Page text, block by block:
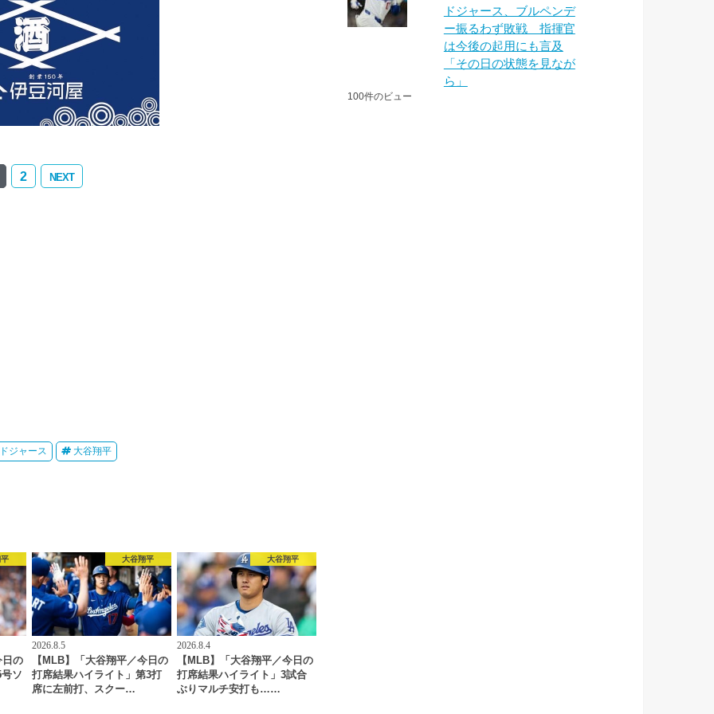
2 NEXT
ジャース 大谷翔平
日の
ソ
大谷翔平
2026.8.5
【MLB】「大谷翔平／今日の
打席結果ハイライト」第3打
席に左前打、スクー…
大谷翔平
2026.8.4
【MLB】「大谷翔平／今日の
打席結果ハイライト」3試合
ぶりマルチ安打も……
ドジャース、ブルペンデ
ー振るわず敗戦 指揮官
は今後の起用にも言及
「その日の状態を見なが
ら」
100件のビュー